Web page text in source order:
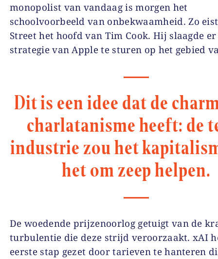
monopolist van vandaag is morgen het
schoolvoorbeeld van onbekwaamheid. Zo
Street het hoofd van Tim Cook. Hij slaagde
strategie van Apple te sturen op het gebied
Dit is een idee dat de
charlatanisme heeft: de
industrie zou het
het om zeep helpen.
De woedende prijzenoorlog getuigt van de
turbulentie die deze strijd veroorzaakt. xAI
eerste stap gezet door tarieven te hanteren